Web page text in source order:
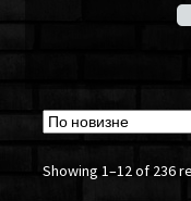
Showing 1–12 of 236